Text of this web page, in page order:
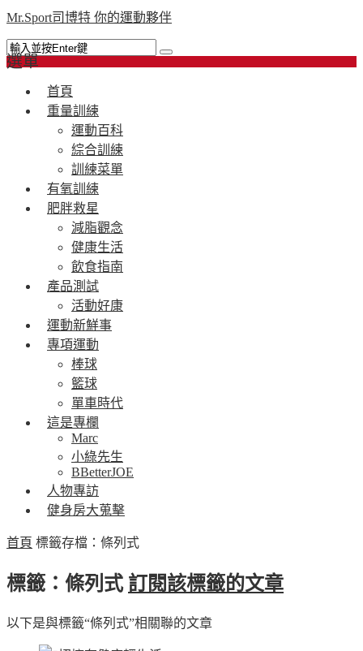
Mr.Sport司博特 你的運動夥伴
選單
首頁
重量訓練
運動百科
綜合訓練
訓練菜單
有氧訓練
肥胖救星
減脂觀念
健康生活
飲食指南
產品測試
活動好康
運動新鮮事
專項運動
棒球
籃球
單車時代
這是專欄
Marc
小綠先生
BBetterJOE
人物專訪
健身房大蒐擊
首頁 標籤存檔：條列式
標籤：條列式 訂閱該標籤的文章
以下是與標籤“條列式”相關聯的文章